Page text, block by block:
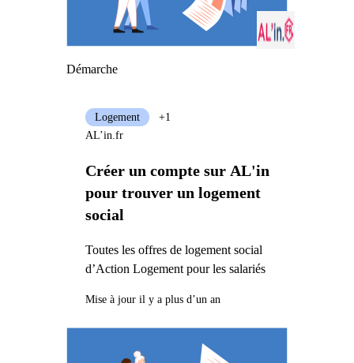
Démarche
Créer un compte sur AL'in
pour trouver un logement
social
Toutes les offres de logement social
d’Action Logement pour les salariés
Logement
+1
AL’in.fr
Mise à jour il y a plus d’un an